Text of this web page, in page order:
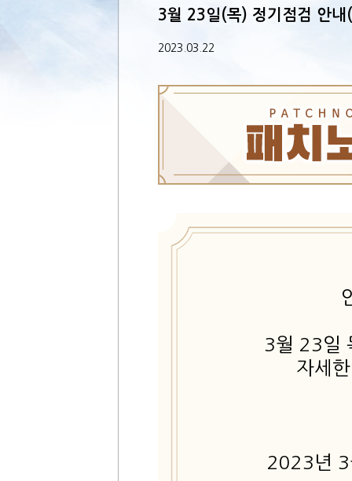
3월 23일(목) 정기점검 안내
2023.03.22
3월 23일
자세
2023년